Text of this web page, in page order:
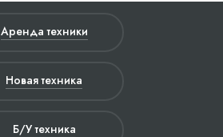
Аренда техники
Новая техника
Б/У техника